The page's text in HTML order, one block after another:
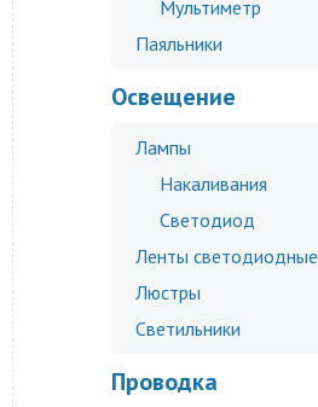
Мультиметр
Паяльники
Освещение
Лампы
Накаливания
Светодиод
Ленты светодиодные
Люстры
Светильники
Проводка